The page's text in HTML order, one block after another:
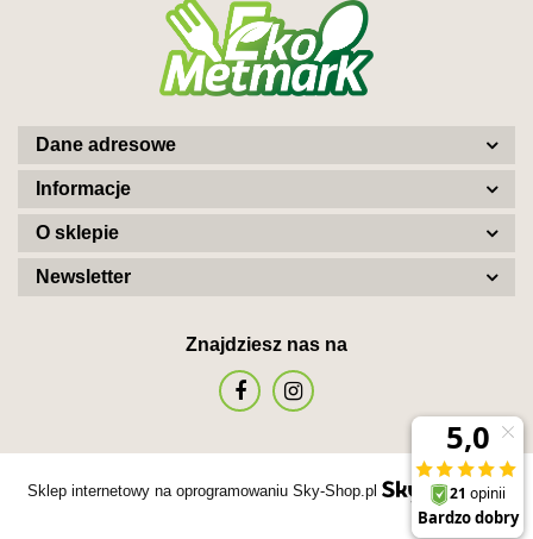
Dane adresowe
Informacje
O sklepie
Newsletter
Znajdziesz nas na
Sklep internetowy na oprogramowaniu Sky-Shop.pl